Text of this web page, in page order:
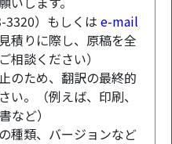
）もしくは e-mail
積りに際し、原稿を全
相談ください）
のため、翻訳の最終的
い。（例えば、印刷、
など）
種類、バージョンなど